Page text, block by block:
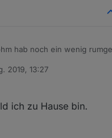
hab noch ein wenig
bringt alle objecte unter dem
- du mußt das
2019, 13:27
ich zu Hause bin.